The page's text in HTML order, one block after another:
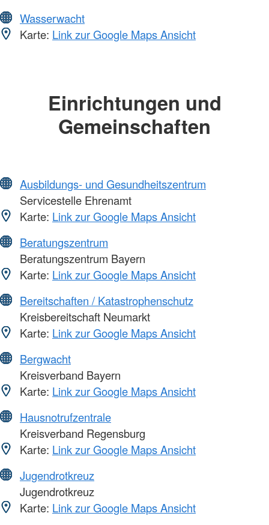
Wasserwacht
Karte: Link zur Google Maps Ansicht
Einrichtungen und
Gemeinschaften
Ausbildungs- und Gesundheitszentrum
Servicestelle Ehrenamt
Karte: Link zur Google Maps Ansicht
Beratungszentrum
Beratungszentrum Bayern
Karte: Link zur Google Maps Ansicht
Bereitschaften / Katastrophenschutz
Kreisbereitschaft Neumarkt
Karte: Link zur Google Maps Ansicht
Bergwacht
Kreisverband Bayern
Karte: Link zur Google Maps Ansicht
Hausnotrufzentrale
Kreisverband Regensburg
Karte: Link zur Google Maps Ansicht
Jugendrotkreuz
Jugendrotkreuz
Karte: Link zur Google Maps Ansicht